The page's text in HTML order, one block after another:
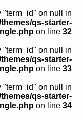
כספים וכלכלה
המחלקה
מחלקת תפעול
קולות קוראים
"term_id" on null in
qs-starter-
on line 32
"term_id" on null in
qs-starter-
on line 33
"term_id" on null in
qs-starter-
on line 34